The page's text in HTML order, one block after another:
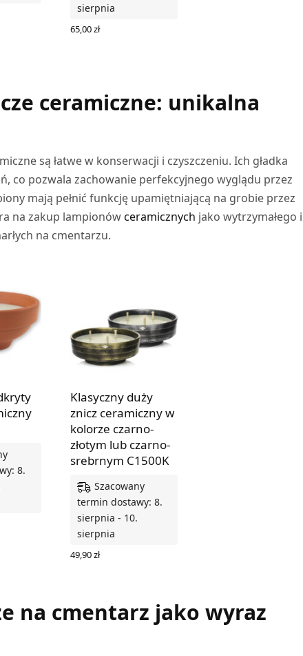
sierpnia
65,00zł
ceramiczne: unikalna
są łatwe w konserwacji i czyszczeniu. Ich gładka
co pozwala zachowanie perfekcyjnego wyglądu przez
mają pełnić funkcję upamiętniającą na grobie przez
na zakup lampionówceramicznych jako wytrzymałego i
na cmentarzu.
8.
Klasyczny duży
znicz ceramiczny w
kolorze czarno-
złotym lub czarno-
srebrnym C1500K
Szacowany
termin dostawy: 8.
sierpnia - 10.
sierpnia
49,90zł
na cmentarz jako wyraz